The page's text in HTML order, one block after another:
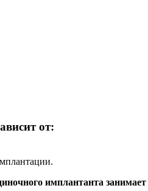
от:
имплантанта